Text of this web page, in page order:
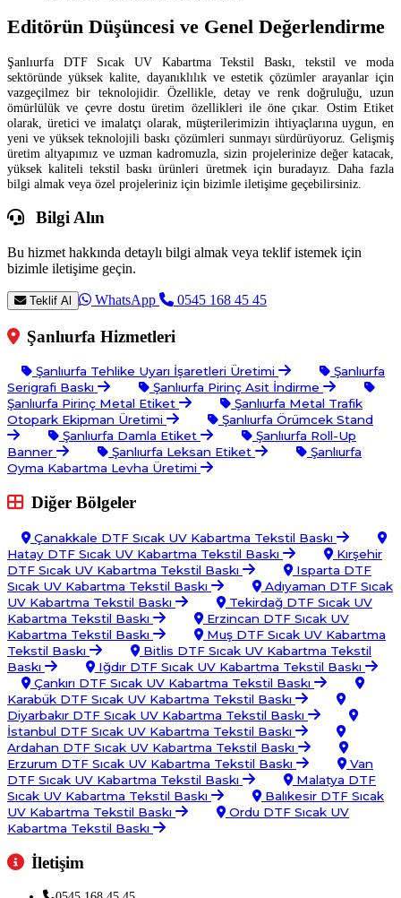
Editörün Düşüncesi ve Genel Değerlendirme
Şanlıurfa DTF Sıcak UV Kabartma Tekstil Baskı, tekstil ve moda
sektöründe yüksek kalite, dayanıklılık ve estetik çözümler arayanlar için
vazgeçilmez bir teknolojidir. Özellikle, detay ve renk doğruluğu, uzun
ömürlülük ve çevre dostu üretim özellikleri ile öne çıkar. Ostim Etiket
olarak, üretici ve imalatçı olarak, müşterilerimizin ihtiyaçlarına uygun, en
yeni ve yüksek teknolojili baskı çözümleri sunmayı sürdürüyoruz. Gelişmiş
üretim altyapımız ve uzman kadromuzla, sizin projelerinize değer katacak,
yüksek kaliteli tekstil baskı ürünleri üretmek için buradayız. Daha fazla
bilgi almak veya özel projeleriniz için bizimle iletişime geçebilirsiniz.
Bilgi Alın
Bu hizmet hakkında detaylı bilgi almak veya teklif istemek için
bizimle iletişime geçin.
Teklif Al WhatsApp 0545 168 45 45
Şanlıurfa Hizmetleri
Şanlıurfa Tehlike Uyarı İşaretleri Üretimi
Şanlıurfa
Serigrafi Baskı
Şanlıurfa Pirinç Asit İndirme
Şanlıurfa Pirinç Metal Etiket
Şanlıurfa Metal Trafik
Otopark Ekipman Üretimi
Şanlıurfa Örümcek Stand
Şanlıurfa Damla Etiket
Şanlıurfa Roll-Up
Banner
Şanlıurfa Leksan Etiket
Şanlıurfa
Oyma Kabartma Levha Üretimi
Diğer Bölgeler
Çanakkale DTF Sıcak UV Kabartma Tekstil Baskı
Hatay DTF Sıcak UV Kabartma Tekstil Baskı
Kırşehir
DTF Sıcak UV Kabartma Tekstil Baskı
Isparta DTF
Sıcak UV Kabartma Tekstil Baskı
Adıyaman DTF Sıcak
UV Kabartma Tekstil Baskı
Tekirdağ DTF Sıcak UV
Kabartma Tekstil Baskı
Erzincan DTF Sıcak UV
Kabartma Tekstil Baskı
Muş DTF Sıcak UV Kabartma
Tekstil Baskı
Bitlis DTF Sıcak UV Kabartma Tekstil
Baskı
Iğdır DTF Sıcak UV Kabartma Tekstil Baskı
Çankırı DTF Sıcak UV Kabartma Tekstil Baskı
Karabük DTF Sıcak UV Kabartma Tekstil Baskı
Diyarbakır DTF Sıcak UV Kabartma Tekstil Baskı
İstanbul DTF Sıcak UV Kabartma Tekstil Baskı
Ardahan DTF Sıcak UV Kabartma Tekstil Baskı
Erzurum DTF Sıcak UV Kabartma Tekstil Baskı
Van
DTF Sıcak UV Kabartma Tekstil Baskı
Malatya DTF
Sıcak UV Kabartma Tekstil Baskı
Balıkesir DTF Sıcak
UV Kabartma Tekstil Baskı
Ordu DTF Sıcak UV
Kabartma Tekstil Baskı
İletişim